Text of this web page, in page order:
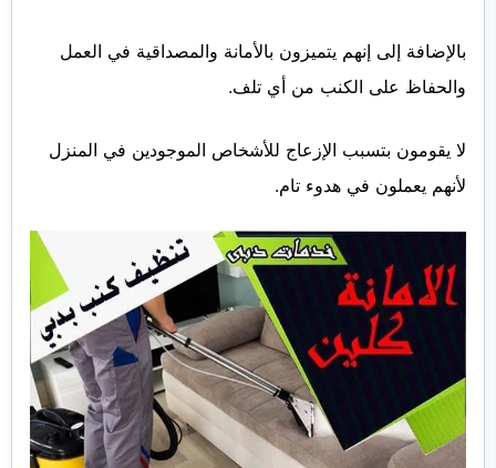
بالإضافة إلى إنهم يتميزون بالأمانة والمصداقية في العمل
والحفاظ على الكنب من أي تلف.
لا يقومون بتسبب الإزعاج للأشخاص الموجودين في المنزل
لأنهم يعملون في هدوء تام.